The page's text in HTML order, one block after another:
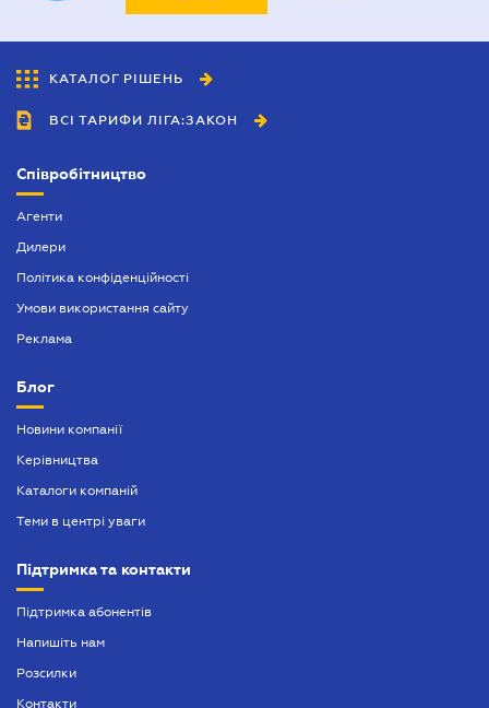
КАТАЛОГ РІШЕНЬ
ВСІ ТАРИФИ ЛІГА:ЗАКОН
Співробітництво
Агенти
Дилери
Політика конфіденційності
Умови використання сайту
Реклама
Блог
Новини компанії
Керівництва
Каталоги компаній
Теми в центрі уваги
Підтримка та контакти
Підтримка абонентів
Напишіть нам
Розсилки
Контакти